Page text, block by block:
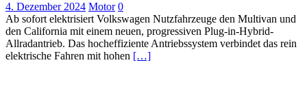
4. Dezember 2024 Motor 0
Ab sofort elektrisiert Volkswagen Nutzfahrzeuge den Multivan und
den California mit einem neuen, progressiven Plug-in-Hybrid-
Allradantrieb. Das hocheffiziente Antriebssystem verbindet das rein
elektrische Fahren mit hohen […]